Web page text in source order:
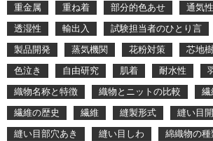
重金属
重ね着 部分的色あせ 通気
透湿性
輸出入 試験担当者のひとり言
製品開発
蒸気機関 花粉対策
芯地
色泣き
自由研究 肌着 耐水性
織物名称と特徴
織物とニットの比較
繊維の歴史
繊維 縫製形式
縫い目
縫い目部穴あき
縫い目しわ
綿織物の